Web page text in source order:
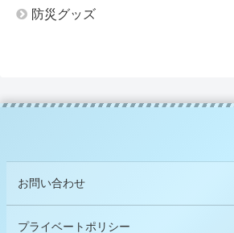
防災グッズ
お問い合わせ
プライベートポリシー